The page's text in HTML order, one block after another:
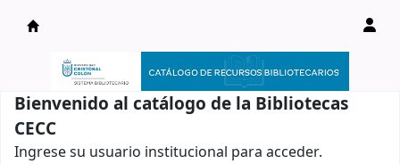
Catálogo en línea
Bienvenido al catálogo de la Bibliotecas
CECC
Ingrese su usuario institucional para acceder.